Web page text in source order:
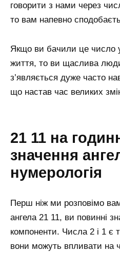
говорити з нами через
то вам напевно
Якщо ви бачили це число
життя, то ви щаслива
з’являється дуже часто
що настав час великих
21 11 на
значення
нумерологія
Перш ніж ми розповімо
ангела 21 11, ви повинні
компоненти. Числа 2 і 1 є
вони можуть впливати на